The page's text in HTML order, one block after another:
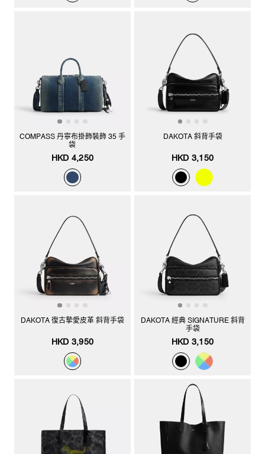
COMPASS 丹寧布掛飾裝飾 35 手
袋
HKD 4,250
DAKOTA 斜背手袋
HKD 3,150
DAKOTA 復古摯愛皮革 斜背手袋
HKD 3,950
DAKOTA 經典 SIGNATURE 斜背
手袋
HKD 3,150